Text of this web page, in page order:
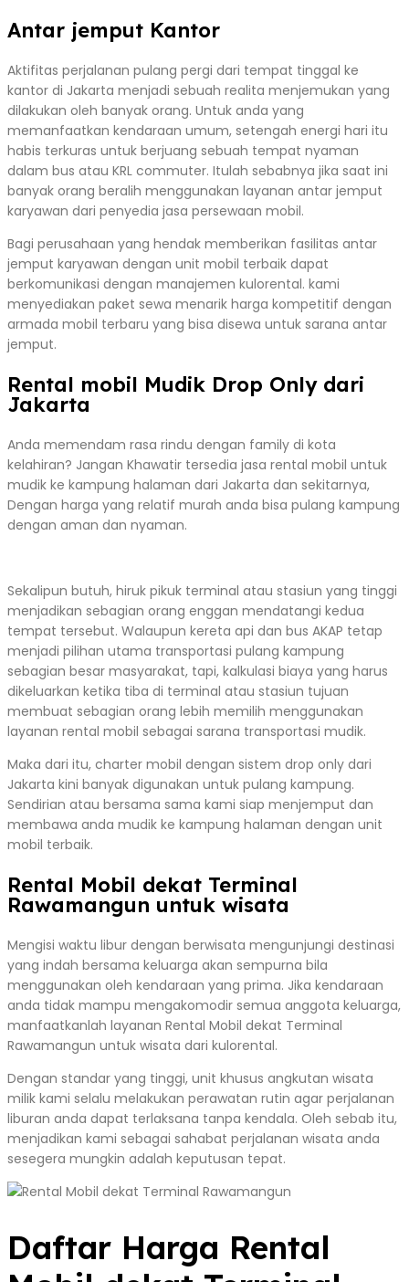
Antar jemput Kantor
Aktifitas perjalanan pulang pergi dari tempat tinggal ke
kantor di Jakarta menjadi sebuah realita menjemukan yang
dilakukan oleh banyak orang. Untuk anda yang
memanfaatkan kendaraan umum, setengah energi hari itu
habis terkuras untuk berjuang sebuah tempat nyaman
dalam bus atau KRL commuter. Itulah sebabnya jika saat ini
banyak orang beralih menggunakan layanan antar jemput
karyawan dari penyedia jasa persewaan mobil.
Bagi perusahaan yang hendak memberikan fasilitas antar
jemput karyawan dengan unit mobil terbaik dapat
berkomunikasi dengan manajemen kulorental. kami
menyediakan paket sewa menarik harga kompetitif dengan
armada mobil terbaru yang bisa disewa untuk sarana antar
jemput.
Rental mobil Mudik Drop Only dari
Jakarta
Anda memendam rasa rindu dengan family di kota
kelahiran? Jangan Khawatir tersedia jasa rental mobil untuk
mudik ke kampung halaman dari Jakarta dan sekitarnya,
Dengan harga yang relatif murah anda bisa pulang kampung
dengan aman dan nyaman.
Sekalipun butuh, hiruk pikuk terminal atau stasiun yang tinggi
menjadikan sebagian orang enggan mendatangi kedua
tempat tersebut. Walaupun kereta api dan bus AKAP tetap
menjadi pilihan utama transportasi pulang kampung
sebagian besar masyarakat, tapi, kalkulasi biaya yang harus
dikeluarkan ketika tiba di terminal atau stasiun tujuan
membuat sebagian orang lebih memilih menggunakan
layanan rental mobil sebagai sarana transportasi mudik.
Maka dari itu, charter mobil dengan sistem drop only dari
Jakarta kini banyak digunakan untuk pulang kampung.
Sendirian atau bersama sama kami siap menjemput dan
membawa anda mudik ke kampung halaman dengan unit
mobil terbaik.
Rental Mobil dekat Terminal
Rawamangun untuk wisata
Mengisi waktu libur dengan berwisata mengunjungi destinasi
yang indah bersama keluarga akan sempurna bila
menggunakan oleh kendaraan yang prima. Jika kendaraan
anda tidak mampu mengakomodir semua anggota keluarga,
manfaatkanlah layanan Rental Mobil dekat Terminal
Rawamangun untuk wisata dari kulorental.
Dengan standar yang tinggi, unit khusus angkutan wisata
milik kami selalu melakukan perawatan rutin agar perjalanan
liburan anda dapat terlaksana tanpa kendala. Oleh sebab itu,
menjadikan kami sebagai sahabat perjalanan wisata anda
sesegera mungkin adalah keputusan tepat.
Daftar Harga Rental